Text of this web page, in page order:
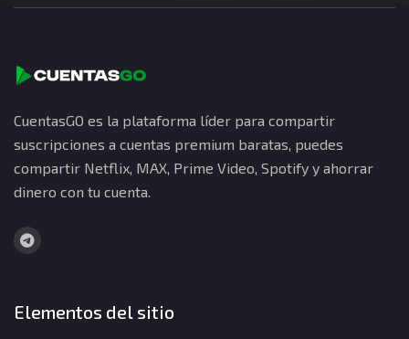
CuentasGO es la plataforma líder para compartir
suscripciones a cuentas premium baratas, puedes
compartir Netflix, MAX, Prime Video, Spotify y ahorrar
dinero con tu cuenta.
Elementos del sitio